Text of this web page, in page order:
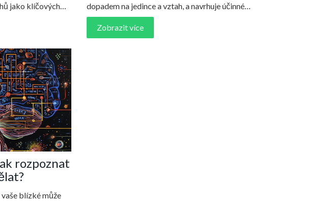
jako klíčových
a citáty
procesem
dopadem na jedince a vztah, a navrhuje účinné
strategie pro řešení této problematiky. Text je
obohacený o praktické tipy, reálné příklady z praxe a
citace od odborníků, což čtenářům umožňuje lépe
Zobrazit více
rozpoznat
blízké může